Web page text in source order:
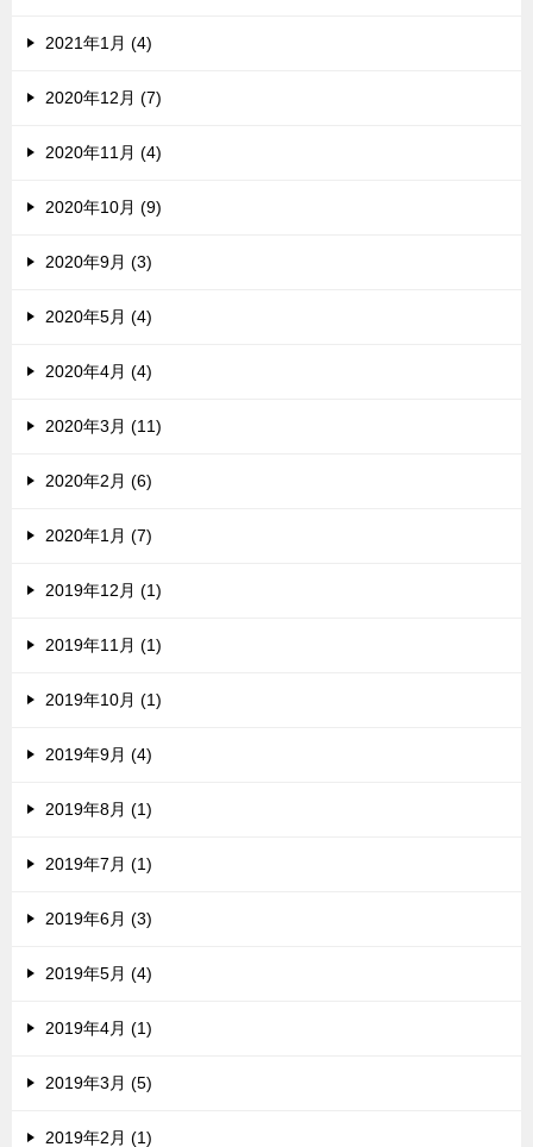
2021年1月 (4)
2020年12月 (7)
2020年11月 (4)
2020年10月 (9)
2020年9月 (3)
2020年5月 (4)
2020年4月 (4)
2020年3月 (11)
2020年2月 (6)
2020年1月 (7)
2019年12月 (1)
2019年11月 (1)
2019年10月 (1)
2019年9月 (4)
2019年8月 (1)
2019年7月 (1)
2019年6月 (3)
2019年5月 (4)
2019年4月 (1)
2019年3月 (5)
2019年2月 (1)